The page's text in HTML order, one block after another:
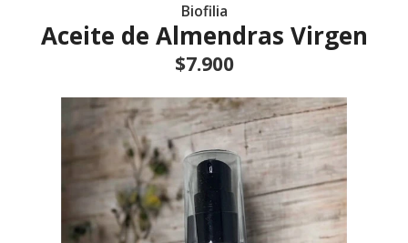
Biofilia
Aceite de Almendras Virgen
$7.900